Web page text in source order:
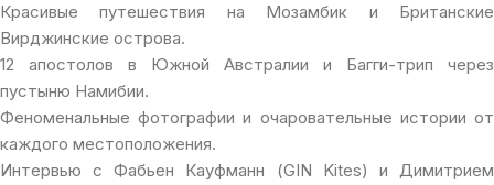
Красивые путешествия на Мозамбик и Британские
Вирджинские острова.
12 апостолов в Южной Австралии и Багги-трип через
пустыню Намибии.
Феноменальные фотографии и очаровательные истории от
каждого местоположения.
Интервью с Фабьен Кауфманн (GIN Kites) и Димитрием